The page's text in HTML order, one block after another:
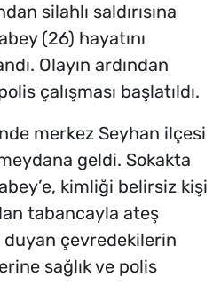
silahlı saldırısına
(26) hayatını
Olayın ardından
çalışması başlatıldı.
merkez Seyhan ilçesi
geldi. Sokakta
kimliği belirsiz kişi
tabancayla ateş
duyan çevredekilerin
sağlık ve polis